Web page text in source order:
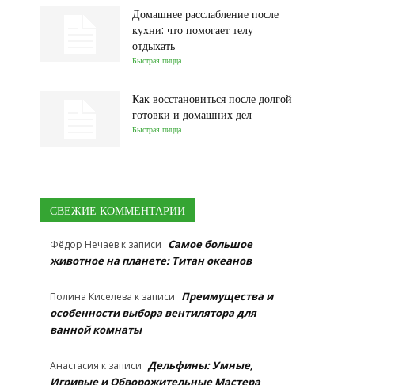
Домашнее расслабление после
кухни: что помогает телу
отдыхать
Быстрая пицца
Как восстановиться после долгой
готовки и домашних дел
Быстрая пицца
СВЕЖИЕ КОММЕНТАРИИ
Фёдор Нечаев к записи Самое большое
животное на планете: Титан океанов
Полина Киселева к записи Преимущества и
особенности выбора вентилятора для
ванной комнаты
Анастасия к записи Дельфины: Умные,
Игривые и Обворожительные Мастера